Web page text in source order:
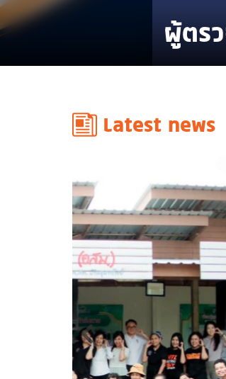
ผู้ตรวจป
Latest news